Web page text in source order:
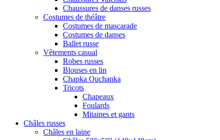
Chaussures de danses russes
Costumes de théâtre
Costumes de mascarade
Costumes de danses
Ballet russe
Vêtements casual
Robes russes
Blouses en lin
Chapka Ouchanka
Tricots
Chapeaux
Foulards
Mitaines et gants
Châles russes
Châles en laine